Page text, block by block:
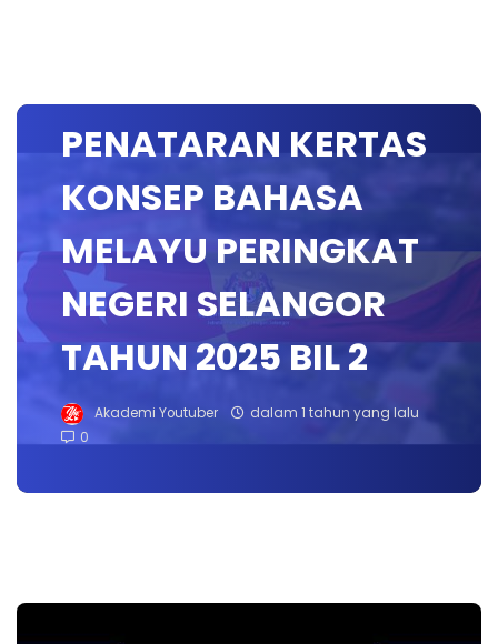
SESI 2: TAKLIMAT
PENATARAN KERTAS
KONSEP BAHASA
MELAYU PERINGKAT
NEGERI SELANGOR
TAHUN 2025 BIL 2
Akademi Youtuber
dalam 1 tahun yang lalu
0